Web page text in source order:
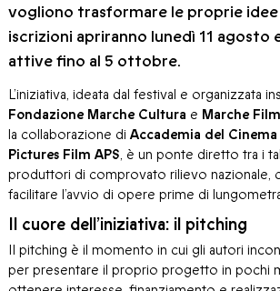
vogliono trasformare le proprie
iscrizioni apriranno lunedì 11 agosto
attive fino al 5 ottobre.
L’iniziativa, ideata dal festival e organizzata
Fondazione Marche Cultura e Marche
la collaborazione di Accademia del Cinema
Pictures Film APS, è un ponte diretto tra i
produttori di comprovato rilievo nazionale,
facilitare l’avvio di opere prime di
Il cuore dell’iniziativa: il pitching
Il pitching è il momento in cui gli autori
per presentare il proprio progetto in pochi